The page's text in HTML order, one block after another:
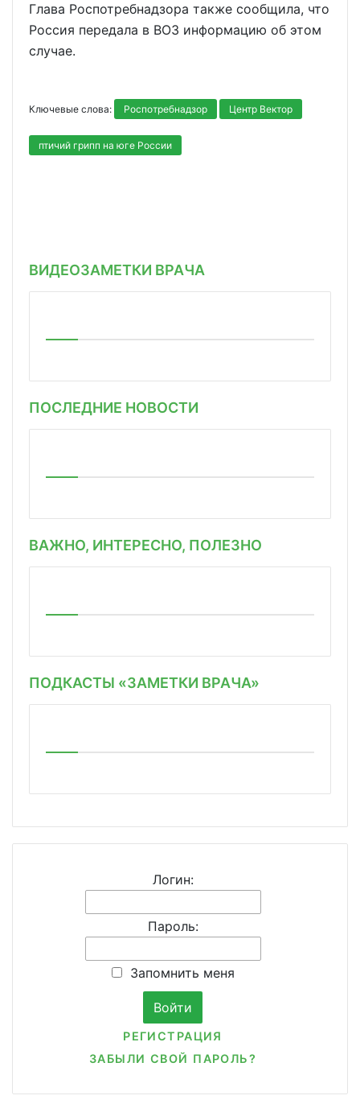
Глава Роспотребнадзора также сообщила, что
Россия передала в ВОЗ информацию об этом
случае.
Ключевые слова: Роспотребнадзор Центр Вектор
птичий грипп на юге России
ВИДЕОЗАМЕТКИ ВРАЧА
ПОСЛЕДНИЕ НОВОСТИ
ВАЖНО, ИНТЕРЕСНО, ПОЛЕЗНО
ПОДКАСТЫ «ЗАМЕТКИ ВРАЧА»
Логин:
Пароль:
Запомнить меня
РЕГИСТРАЦИЯ
ЗАБЫЛИ СВОЙ ПАРОЛЬ?